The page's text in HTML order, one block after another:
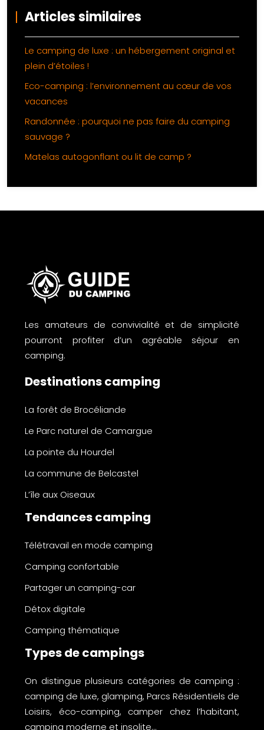
Articles similaires
Le camping de luxe : un hébergement original et
plein d’étoiles !
Eco-camping : l’environnement au cœur de vos
vacances
Randonnée : pourquoi ne pas faire du camping
sauvage ?
Matelas autogonflant ou lit de camp ?
Les amateurs de convivialité et de simplicité
pourront profiter d’un agréable séjour en
camping.
Destinations camping
La forêt de Brocéliande
Le Parc naturel de Camargue
La pointe du Hourdel
La commune de Belcastel
L’île aux Oiseaux
Tendances camping
Télétravail en mode camping
Camping confortable
Partager un camping-car
Détox digitale
Camping thématique
Types de campings
On distingue plusieurs catégories de camping :
camping de luxe, glamping, Parcs Résidentiels de
Loisirs, éco-camping, camper chez l’habitant,
camping moderne et insolite…